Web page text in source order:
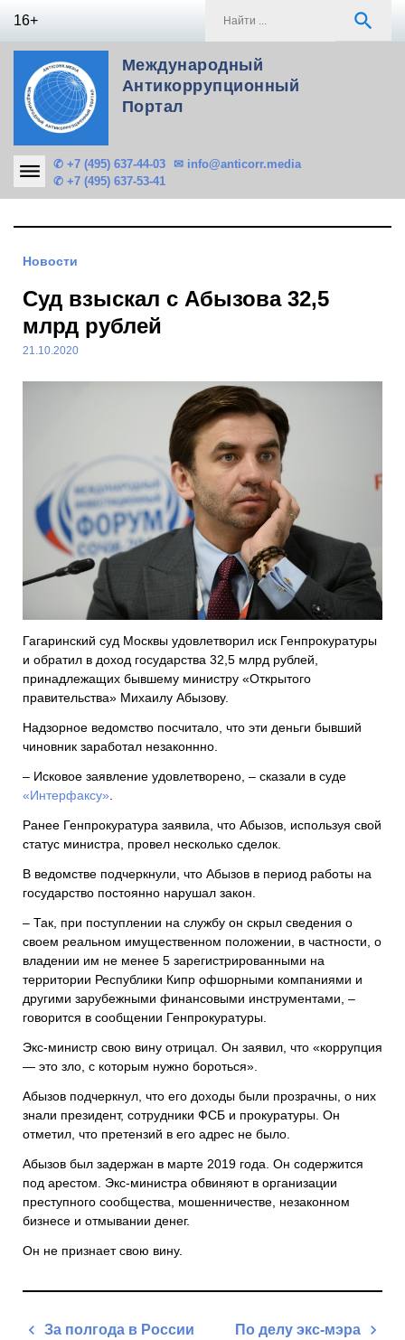
16+ search
Международный
Антикоррупционный
Портал
✆ +7 (495) 637-44-03
✆ +7 (495) 637-53-41
✉ info@anticorr.media
Новости
Суд взыскал с Абызова 32,5
млрд рублей
21.10.2020
Гагаринский суд Москвы удовлетворил иск Генпрокуратуры
и обратил в доход государства 32,5 млрд рублей,
принадлежащих бывшему министру «Открытого
правительства» Михаилу Абызову.
Надзорное ведомство посчитало, что эти деньги бывший
чиновник заработал незаконнно.
– Исковое заявление удовлетворено, – сказали в суде
«Интерфаксу».
Ранее Генпрокуратура заявила, что Абызов, используя свой
статус министра, провел несколько сделок.
В ведомстве подчеркнули, что Абызов в период работы на
государство постоянно нарушал закон.
– Так, при поступлении на службу он скрыл сведения о
своем реальном имущественном положении, в частности, о
владении им не менее 5 зарегистрированными на
территории Республики Кипр офшорными компаниями и
другими зарубежными финансовыми инструментами, –
говорится в сообщении Генпрокуратуры.
Экс-министр свою вину отрицал. Он заявил, что «коррупция
— это зло, с которым нужно бороться».
Абызов подчеркнул, что его доходы были прозрачны, о них
знали президент, сотрудники ФСБ и прокуратуры. Он
отметил, что претензий в его адрес не было.
Абызов был задержан в марте 2019 года. Он содержится
под арестом. Экс-министра обвиняют в организации
преступного сообщества, мошенничестве, незаконном
бизнесе и отмывании денег.
Он не признает свою вину.
Навигация
За полгода в России
По делу экс-мэра